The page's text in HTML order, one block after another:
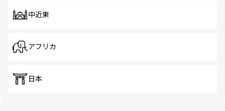
中近東
アフリカ
日本